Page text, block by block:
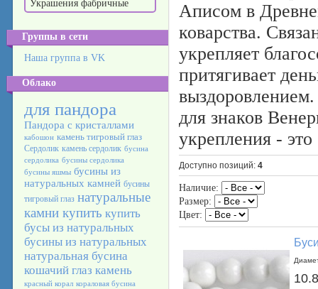
Украшения фабричные
Группы в сети
Наша группа в VK
Облако
для пандора
Пандора с кристаллами
кабошон камень тигровый глаз
Сердолик камень сердолик бусина
сердолика бусины сердолика
бусины яшмы бусины из
натуральных камней бусины
тигровый глаз натуральные
камни купить купить
бусы из натуральных
бусины из натуральных
натуральная бусина
кошачий глаз камень
красный корал кораловая бусина
Аписом в
коварства.
укрепляет
притягивает
для знаков
укрепления -
Доступно позиций: 4
Наличие:
Размер:
Цвет: